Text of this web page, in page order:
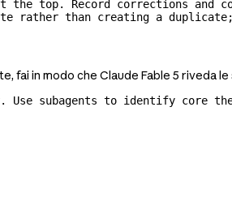
at the top. Record corrections and
rather than creating a
fai in modo che Claude Fable 5 riveda le
Use subagents to identify core